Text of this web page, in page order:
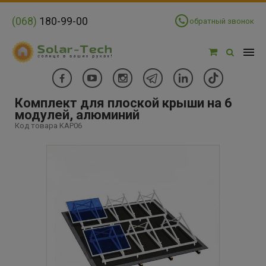
(068) 180-99-00 обратный звонок
Комплект для плоской крыши на 6
модулей, алюминий
Код товара KAP06